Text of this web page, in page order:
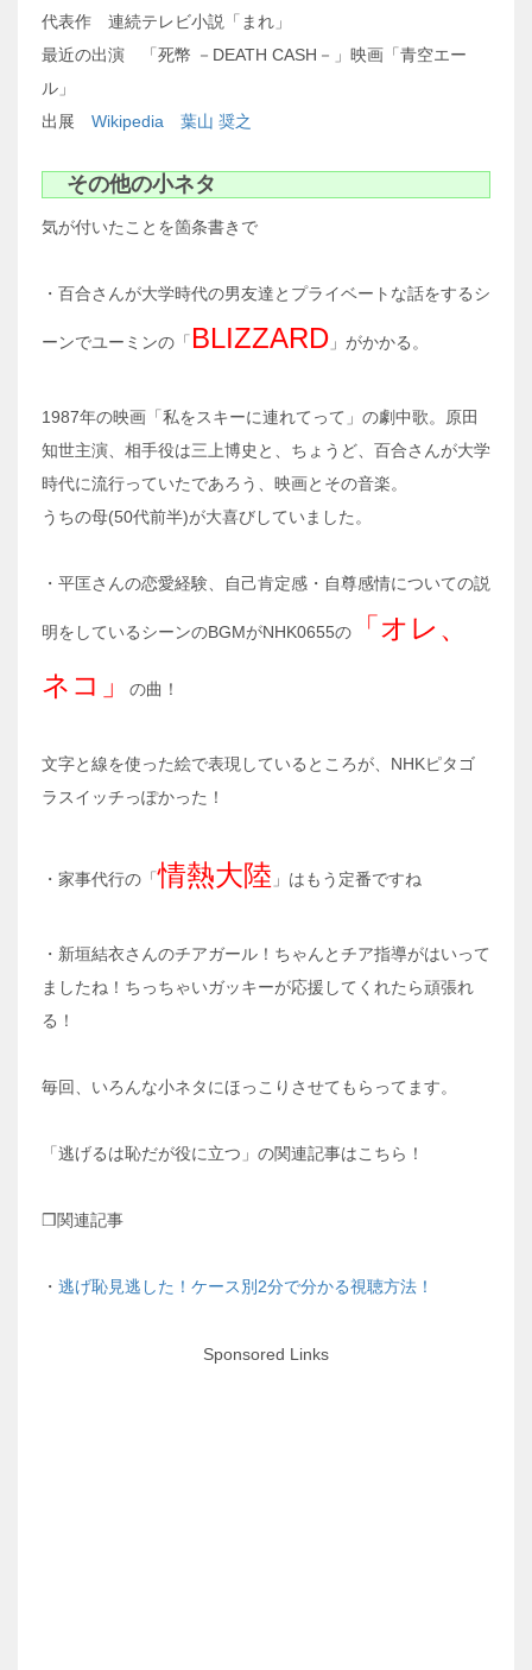
代表作 連続テレビ小説「まれ」
最近の出演 「死幣 －DEATH CASH－」映画「青空エー
ル」
出展 Wikipedia 葉山 奨之
その他の小ネタ
気が付いたことを箇条書きで
・百合さんが大学時代の男友達とプライベートな話をするシ
ーンでユーミンの「 BLIZZARD 」がかかる。
1987年の映画「私をスキーに連れてって」の劇中歌。原田
知世主演、相手役は三上博史と、ちょうど、百合さんが大学
時代に流行っていたであろう、映画とその音楽。
うちの母(50代前半)が大喜びしていました。
・平匡さんの恋愛経験、自己肯定感・自尊感情についての説
明をしているシーンのBGMがNHK0655の
「オレ、
ネコ」
の曲！
文字と線を使った絵で表現しているところが、NHKピタゴ
ラスイッチっぽかった！
・家事代行の「情熱大陸 」はもう定番ですね
・新垣結衣さんのチアガール！ちゃんとチア指導がはいって
ましたね！ちっちゃいガッキーが応援してくれたら頑張れ
る！
毎回、いろんな小ネタにほっこりさせてもらってます。
「逃げるは恥だが役に立つ」の関連記事はこちら！
❒関連記事
・ 逃げ恥見逃した！ケース別2分で分かる視聴方法！
Sponsored Links